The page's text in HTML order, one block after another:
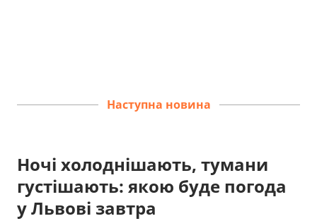
Наступна новина
Ночі холоднішають, тумани
густішають: якою буде погода
у Львові завтра